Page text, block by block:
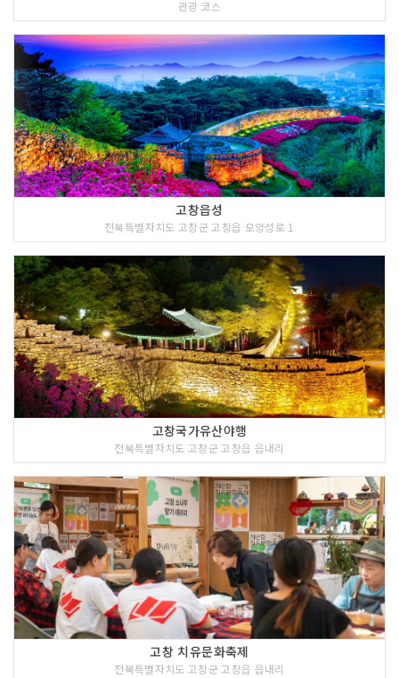
<<코스 설명>>
백제 위덕왕 24년(577년)에 검단선사가
창건했다고 전해지는 선운사는 금산사와
더불어 전라북도내 조계종의 2대 본사이
다. 선운사에 보존되어 있는 사적기에 의
하면, 창건 당시 한때는 89 암자에 3,00
0여 승려가 수도하는 대찰이었다고 한다.
현재는 본사와 도솔암, 참당암, 동운암,
석상암 만이 남아 있다.
관광 코스
고창읍성
전북특별자치도 고창군 고창읍 모양성로 1
고창국가유산야행
전북특별자치도 고창군 고창읍 읍내리
고창 치유문화축제
전북특별자치도 고창군 고창읍 읍내리